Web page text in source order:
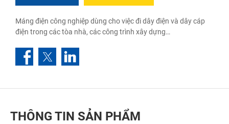
Máng điện công nghiệp dùng cho việc đi dây điện và dây cáp
điện trong các tòa nhà, các công trình xây dựng…
THÔNG TIN SẢN PHẨM